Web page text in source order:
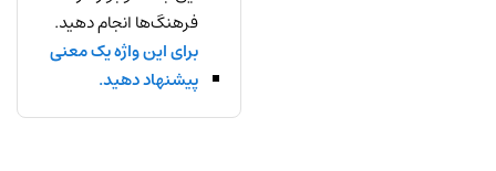
فرهنگ‌ها انجام دهید.
برای این واژه یک معنی
پیشنهاد دهید.